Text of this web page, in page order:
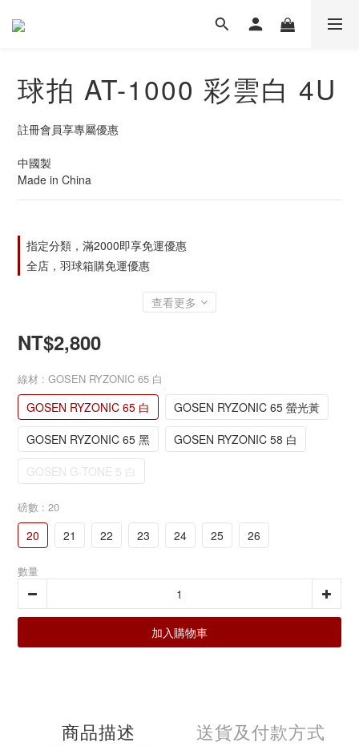
球拍 AT-1000 彩雲白 4U
註冊會員享專屬優惠
中國製
Made in China
指定分類，滿2000即享免運優惠
全店，羽球箱購免運優惠
查看更多
NT$2,800
線材 : GOSEN RYZONIC 65 白
GOSEN RYZONIC 65 白
GOSEN RYZONIC 65 螢光黃
GOSEN RYZONIC 65 黑
GOSEN RYZONIC 58 白
GOSEN G-TONE 5 白
磅數 : 20
20 21 22 23 24 25 26
數量
加入購物車
商品描述 送貨及付款方式